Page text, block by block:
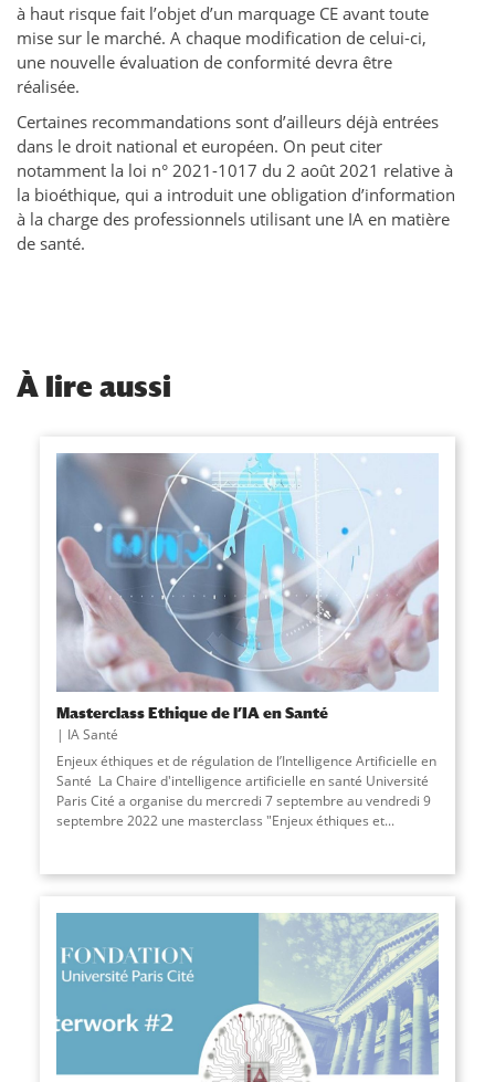
à haut risque fait l’objet d’un marquage CE avant toute
mise sur le marché. A chaque modification de celui-ci,
une nouvelle évaluation de conformité devra être
réalisée.
Certaines recommandations sont d’ailleurs déjà entrées
dans le droit national et européen. On peut citer
notamment la loi n° 2021-1017 du 2 août 2021 relative à
la bioéthique, qui a introduit une obligation d’information
à la charge des professionnels utilisant une IA en matière
de santé.
À lire aussi
Masterclass Ethique de l’IA en Santé
IA Santé
Enjeux éthiques et de régulation de l’Intelligence Artificielle en
Santé La Chaire d'intelligence artificielle en santé Université
Paris Cité a organise du mercredi 7 septembre au vendredi 9
septembre 2022 une masterclass "Enjeux éthiques et...